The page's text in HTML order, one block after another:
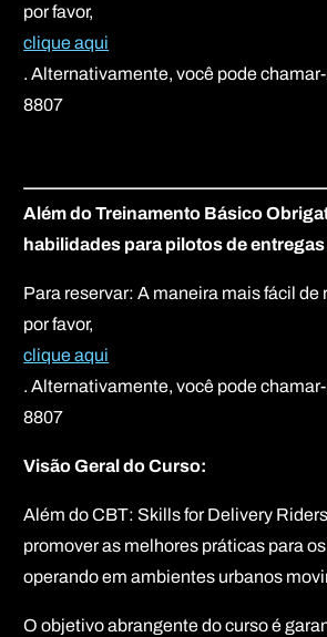
por favor,
clique aqui
. Alternativamente, você pode
8807
Além do Treinamento Básico
habilidades para pilotos de entregas
Para reservar: A maneira mais fácil de
por favor,
clique aqui
. Alternativamente, você pode
8807
Visão Geral do Curso:
Além do CBT: Skills for Delivery
promover as melhores práticas para
operando em ambientes urbanos
O objetivo abrangente do curso é